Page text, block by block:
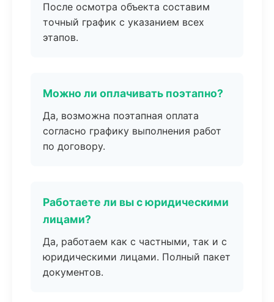
После осмотра объекта составим
точный график с указанием всех
этапов.
Можно ли оплачивать поэтапно?
Да, возможна поэтапная оплата
согласно графику выполнения работ
по договору.
Работаете ли вы с юридическими
лицами?
Да, работаем как с частными, так и с
юридическими лицами. Полный пакет
документов.